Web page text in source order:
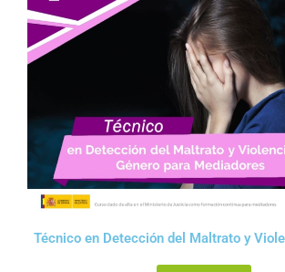
Técnico en Detección del Maltrato y